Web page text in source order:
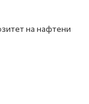
на нафтени